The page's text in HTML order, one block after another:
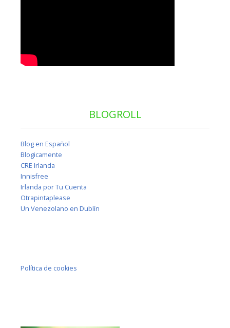
BLOGROLL
Blog en Español
Blogicamente
CRE Irlanda
Innisfree
Irlanda por Tu Cuenta
Otrapintaplease
Un Venezolano en Dublín
Política de cookies